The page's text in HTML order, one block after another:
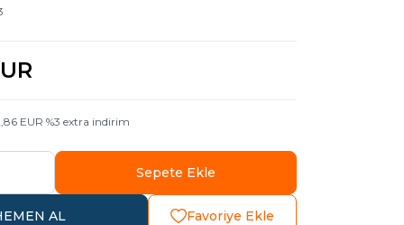
EUR %3 extra indirim
Sepete Ekle
AL Favoriye Ekle